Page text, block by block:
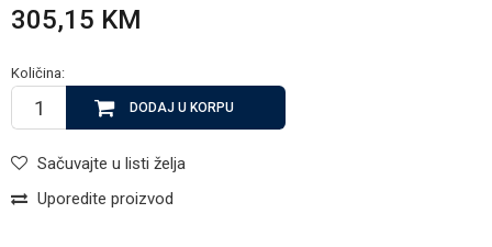
305,15 KM
Količina:
DODAJ U KORPU
Sačuvajte u listi želja
Uporedite proizvod